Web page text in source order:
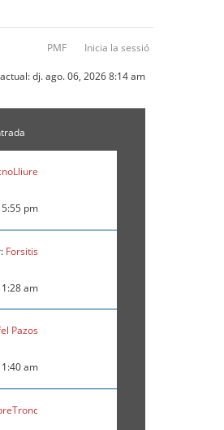
PMF Inicia la sessió
dj. ago. 06, 2026 8:14 am
pm
Forsitis
am
Pazos
am